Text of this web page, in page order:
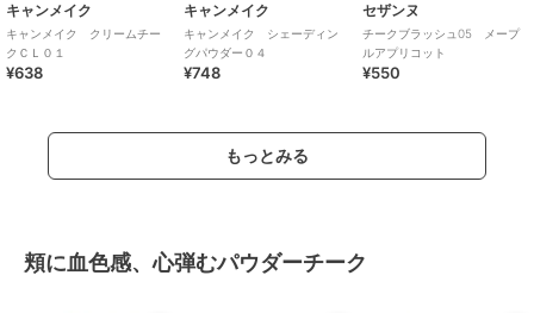
キャンメイク
キャンメイク クリームチー
クＣＬ０１
¥638
キャンメイク
キャンメイク シェーディン
グパウダー０４
¥748
セザンヌ
チークブラッシュ05 メープ
ルアプリコット
¥550
もっとみる
頬に血色感、心弾むパウダーチーク